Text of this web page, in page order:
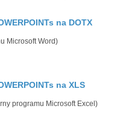
na DOTX
Microsoft Word)
na XLS
programu Microsoft Excel)